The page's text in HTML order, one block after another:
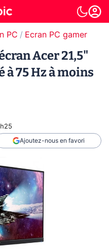
PC Ecran PC gamer
Acer 21,5"
à 75 Hz à moins
Ajoutez-nous en favori